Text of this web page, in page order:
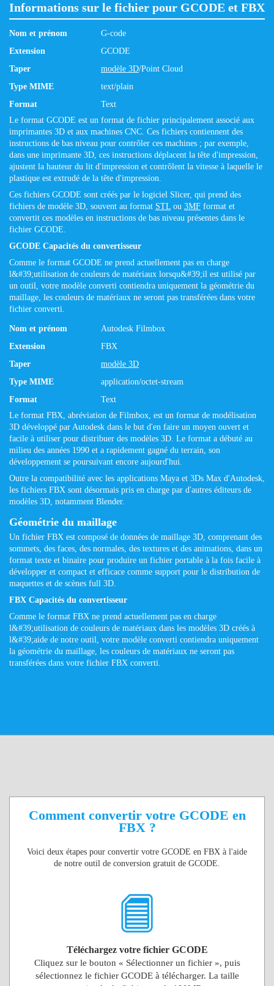
Informations sur le fichier pour GCODE et FBX
Nom et prénom
G-code
Extension
GCODE
Taper
modèle 3D/Point Cloud
Type MIME
text/plain
Format
Text
Le format GCODE est un format de fichier principalement associé aux
imprimantes 3D et aux machines CNC. Ces fichiers contiennent des
instructions de bas niveau pour contrôler ces machines ; par exemple,
dans une imprimante 3D, ces instructions déplacent la tête d'impression,
ajustent la hauteur du lit d'impression et contrôlent la vitesse à laquelle le
plastique est extrudé de la tête d'impression.
Ces fichiers GCODE sont créés par le logiciel Slicer, qui prend des
fichiers de modèle 3D, souvent au format STL ou 3MF format et
convertit ces modèles en instructions de bas niveau présentes dans le
fichier GCODE.
GCODE Capacités du convertisseur
Comme le format GCODE ne prend actuellement pas en charge
l&#39;utilisation de couleurs de matériaux lorsqu&#39;il est utilisé par
un outil, votre modèle converti contiendra uniquement la géométrie du
maillage, les couleurs de matériaux ne seront pas transférées dans votre
fichier converti.
Nom et prénom
Autodesk Filmbox
Extension
FBX
Taper
modèle 3D
Type MIME
application/octet-stream
Format
Text
Le format FBX, abréviation de Filmbox, est un format de modélisation
3D développé par Autodesk dans le but d'en faire un moyen ouvert et
facile à utiliser pour distribuer des modèles 3D. Le format a débuté au
milieu des années 1990 et a rapidement gagné du terrain, son
développement se poursuivant encore aujourd'hui.
Outre la compatibilité avec les applications Maya et 3Ds Max d'Autodesk,
les fichiers FBX ​​sont désormais pris en charge par d'autres éditeurs de
modèles 3D, notamment Blender.
Géométrie du maillage
Un fichier FBX ​​est composé de données de maillage 3D, comprenant des
sommets, des faces, des normales, des textures et des animations, dans un
format texte et binaire pour produire un fichier portable à la fois facile à
développer et compact et efficace comme support pour le distribution de
maquettes et de scènes full 3D.
FBX Capacités du convertisseur
Comme le format FBX ne prend actuellement pas en charge
l&#39;utilisation de couleurs de matériaux dans les modèles 3D créés à
l&#39;aide de notre outil, votre modèle converti contiendra uniquement
la géométrie du maillage, les couleurs de matériaux ne seront pas
transférées dans votre fichier FBX converti.
Comment convertir votre GCODE en
FBX ?
Voici deux étapes pour convertir votre GCODE en FBX à l'aide
de notre outil de conversion gratuit de GCODE.
Téléchargez votre fichier GCODE
Cliquez sur le bouton « Sélectionner un fichier », puis
sélectionnez le fichier GCODE à télécharger. La taille